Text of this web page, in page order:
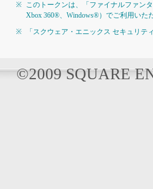
※ このトークンは、「ファイナルファン
Xbox 360®、Windows®）でご利用いた
※
「スクウェア・エニックス セキュリ
©2009 SQUARE